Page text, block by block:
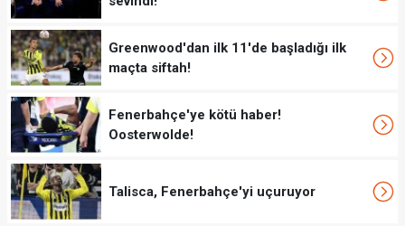
Greenwood'dan ilk 11'de başladığı ilk
maçta siftah!
Fenerbahçe'ye kötü haber!
Oosterwolde!
Talisca, Fenerbahçe'yi uçuruyor